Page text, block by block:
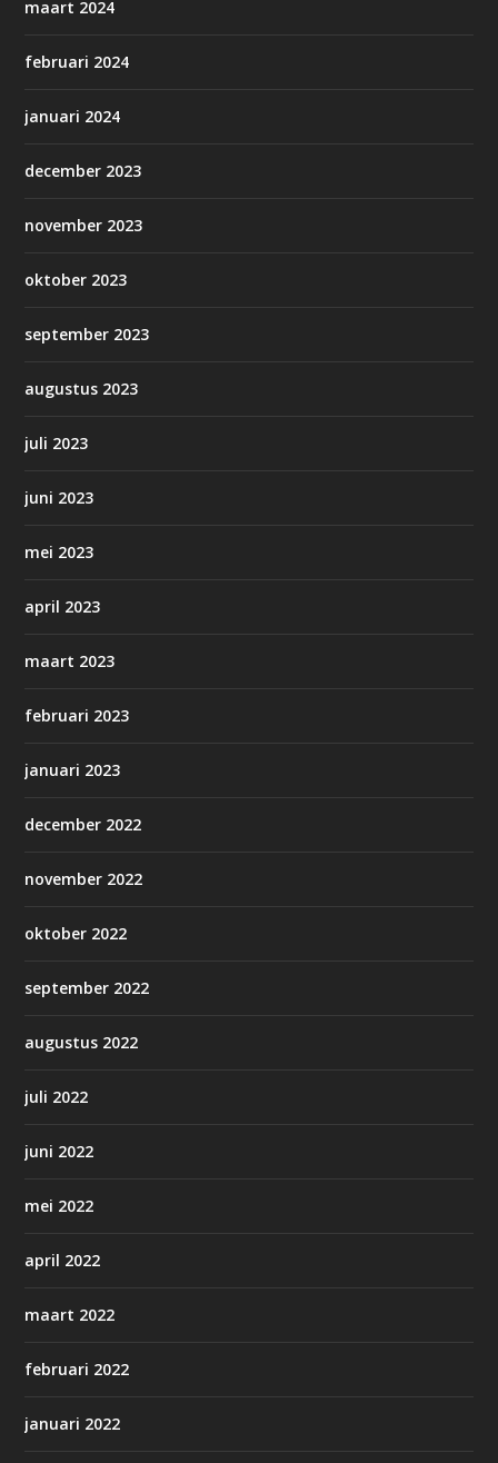
maart 2024
februari 2024
januari 2024
december 2023
november 2023
oktober 2023
september 2023
augustus 2023
juli 2023
juni 2023
mei 2023
april 2023
maart 2023
februari 2023
januari 2023
december 2022
november 2022
oktober 2022
september 2022
augustus 2022
juli 2022
juni 2022
mei 2022
april 2022
maart 2022
februari 2022
januari 2022